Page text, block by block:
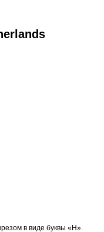
в виде буквы «H».